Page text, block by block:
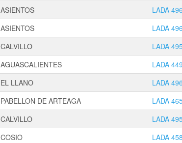
ASIENTOS
LADA 496
ASIENTOS
LADA 496
CALVILLO
LADA
AGUASCALIENTES
LADA 449
EL LLANO
LADA 496
PABELLON DE ARTEAGA
LADA
CALVILLO
LADA
COSIO
LADA 458